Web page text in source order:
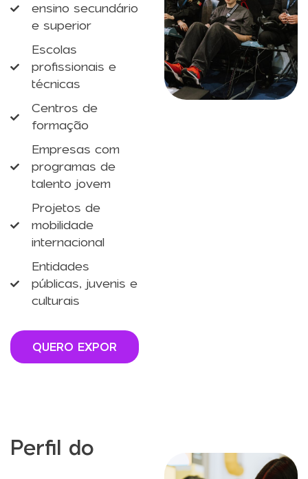
ensino secundário
e superior
Escolas
profissionais e
técnicas
Centros de
formação
Empresas com
programas de
talento jovem
Projetos de
mobilidade
internacional
Entidades
públicas, juvenis e
culturais
QUERO EXPOR
Perfil do